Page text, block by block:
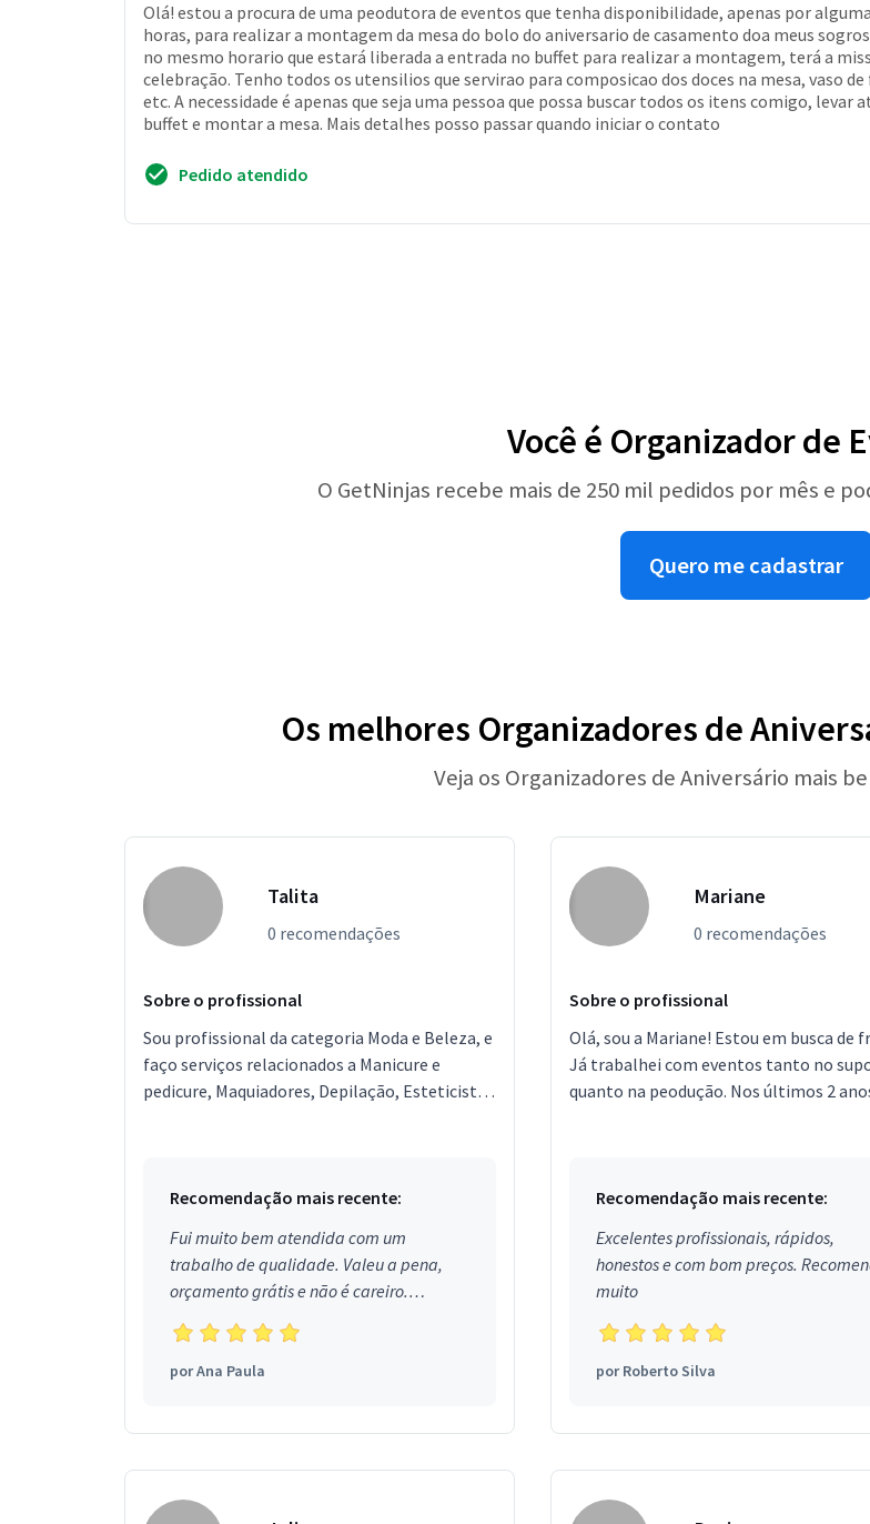
Olá! estou a procura de uma peodutora de eventos que tenha disponibilidade, apenas por
horas, para realizar a montagem da mesa do bolo do aniversario de casamento doa meus
no mesmo horario que estará liberada a entrada no buffet para realizar a montagem, terá a
celebração. Tenho todos os utensilios que servirao para composicao dos doces na mesa, vaso
etc. A necessidade é apenas que seja uma pessoa que possa buscar todos os itens comigo, levar
buffet e montar a mesa. Mais detalhes posso passar quando iniciar o contato
Pedido atendido
Você é Organizador de
O GetNinjas recebe mais de 250 mil pedidos por mês e
Quero me cadastrar
Os melhores Organizadores de
Veja os Organizadores de Aniversário mais
Talita
0 recomendações
Sobre o profissional
Sou profissional da categoria Moda e Beleza, e
faço serviços relacionados a Manicure e
pedicure, Maquiadores, Depilação, Esteticista,
Recomendação mais recente:
Fui muito bem atendida com um
trabalho de qualidade. Valeu a pena,
orçamento grátis e não é careiro.
Obrigada!
porAna Paula
Mariane
0 recomendações
Sobre o profissional
Olá, sou a Mariane! Estou em busca de
Já trabalhei com eventos tanto no
quanto na peodução. Nos últimos 2
Recomendação mais recente:
Excelentes profissionais, rápidos,
honestos e com bom preços.
muito
porRoberto Silva